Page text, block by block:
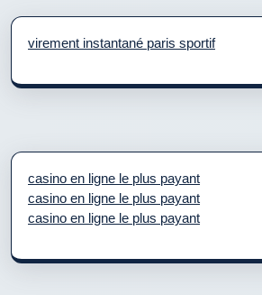
virement instantané paris sportif
casino en ligne le plus payant
casino en ligne le plus payant
casino en ligne le plus payant